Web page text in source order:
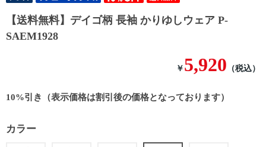
【送料無料】デイゴ柄 長袖 かりゆしウェア P-
SAEM1928
10%引き（表示価格は割引後の価格となっております）
￥ 5,920 （税込）
カラー